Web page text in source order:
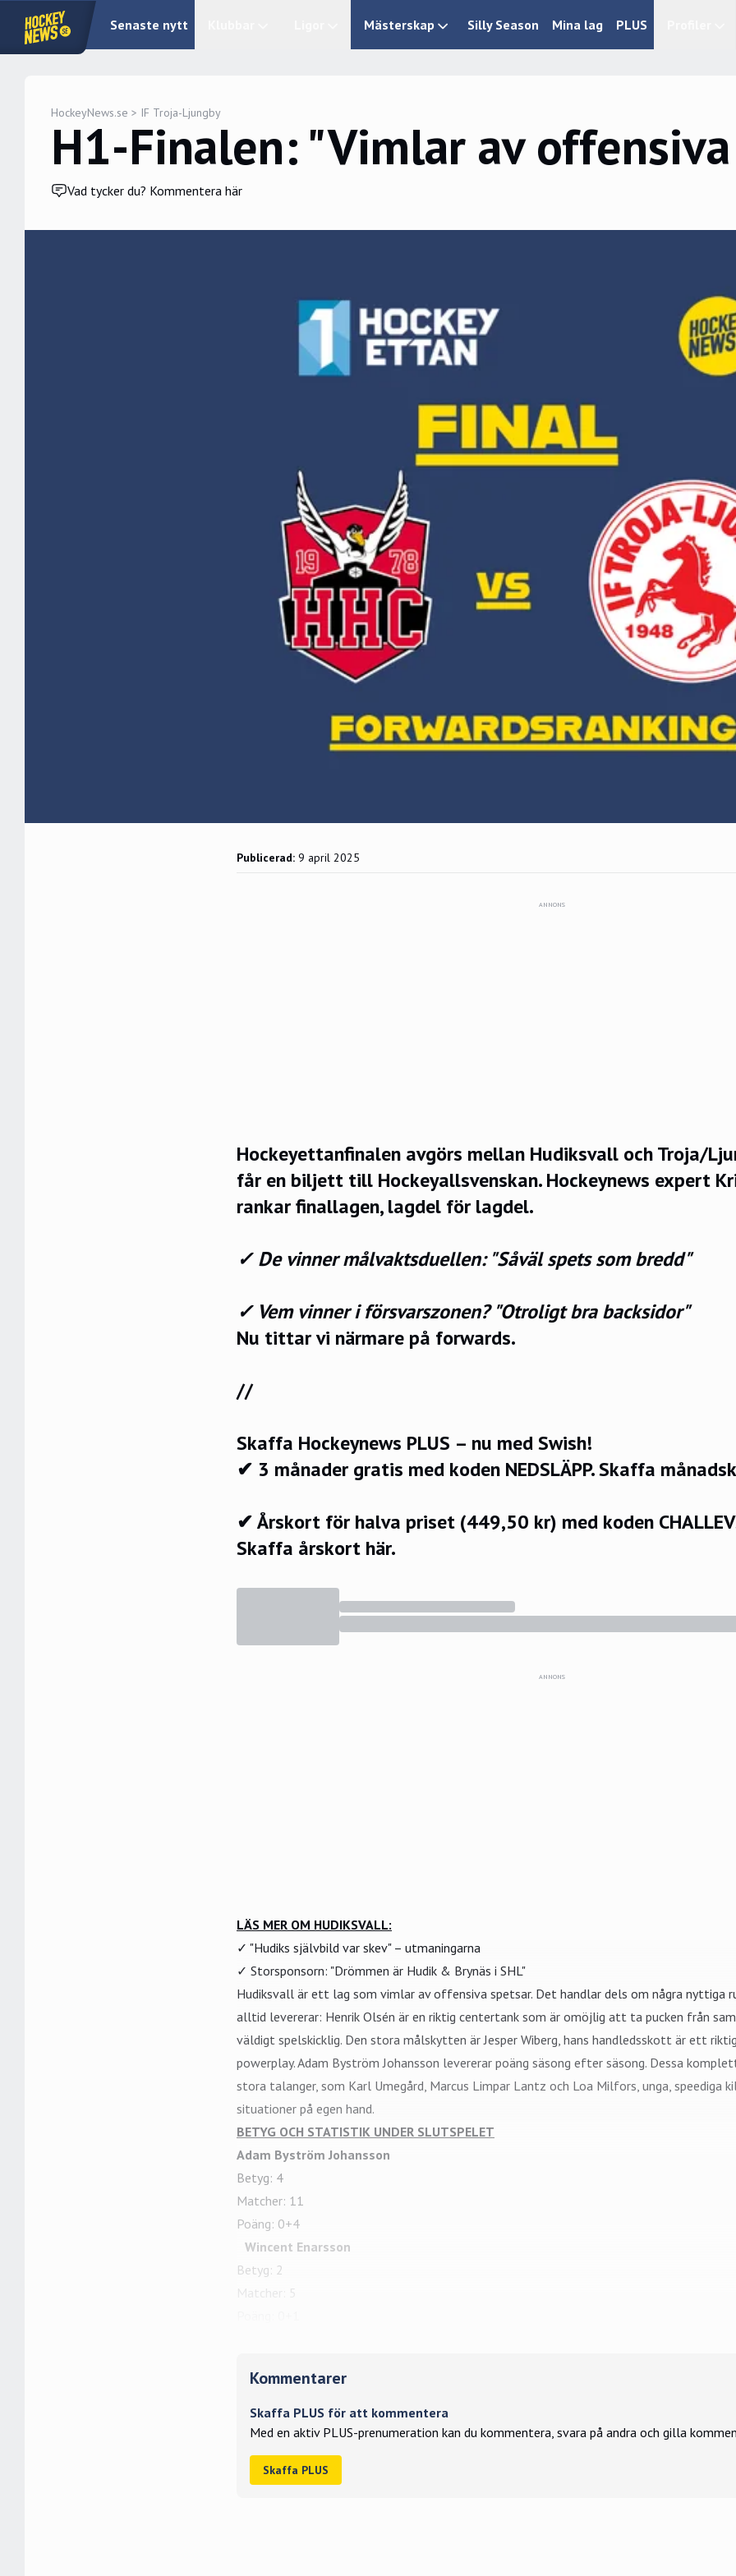
Senaste nytt Mästerskap Silly Season Mina lag PLUS
HockeyNews.se > IF Troja-Ljungby
H1-Finalen: "Vimlar av
Vad tycker du? Kommentera här
Publicerad: 9 april 2025
ANNONS
Hockeyettanfinalen avgörs mellan Hudiksvall och Troja/
får en biljett till Hockeyallsvenskan. Hockeynews expert
rankar finallagen, lagdel för lagdel.
✓ De vinner målvaktsduellen: "Såväl spets som bredd"
✓ Vem vinner i försvarszonen? "Otroligt bra backsidor"
Nu tittar vi närmare på forwards.
//
Skaffa Hockeynews PLUS – nu med Swish!
✔ 3 månader gratis med koden NEDSLÄPP.Skaffa
✔ Årskort för halva priset (449,50 kr) med koden
Skaffa årskort här.
ANNONS
LÄS MER OM HUDIKSVALL:
✓ "Hudiks självbild var skev" – utmaningarna
✓ Storsponsorn: "Drömmen är Hudik & Brynäs i SHL"
Hudiksvall är ett lag som vimlar av offensiva spetsar. Det handlar dels om några nyttiga
alltid levererar: Henrik Olsén är en riktig centertank som är omöjlig att ta pucken från
väldigt spelskicklig. Den stora målskytten är Jesper Wiberg, hans handledsskott är ett
powerplay. Adam Byström Johansson levererar poäng säsong efter säsong. Dessa
stora talanger, som Karl Umegård, Marcus Limpar Lantz och Loa Milfors, unga, speediga
situationer på egen hand.
BETYG OCH STATISTIK UNDER SLUTSPELET
Adam Byström Johansson
Betyg: 4
Matcher: 11
Poäng: 0+4
Wincent Enarsson
Betyg: 2
Matcher: 5
Kommentarer
Skaffa PLUS för att kommentera
Med en aktiv PLUS-prenumeration kan du kommentera, svara på andra och gilla
Skaffa PLUS